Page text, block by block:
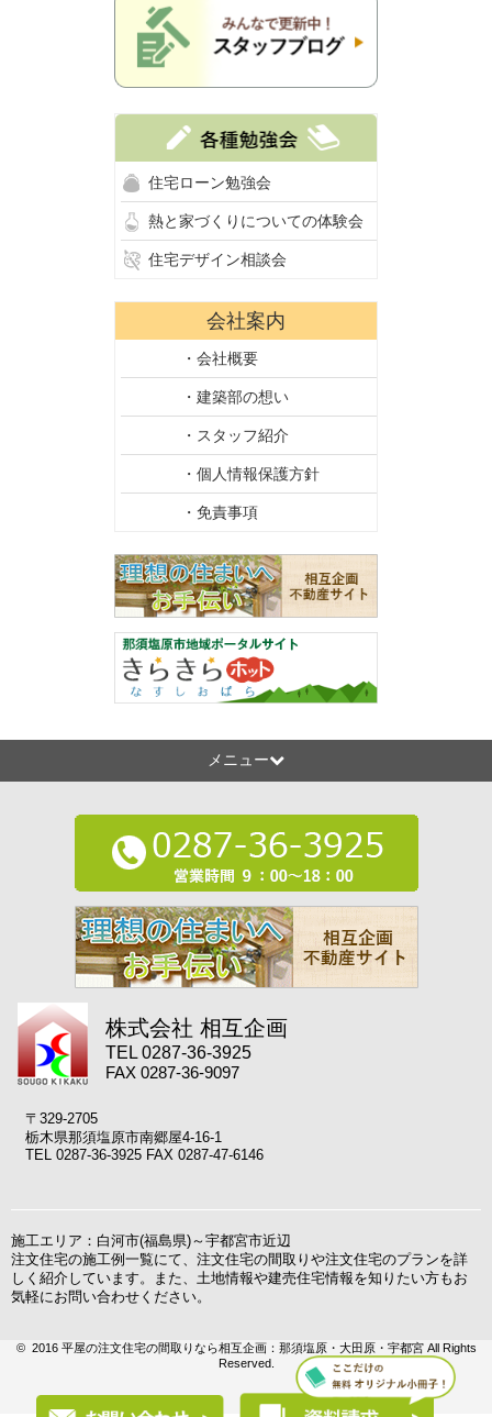
住宅ローン勉強会
熱と家づくりについての体験会
住宅デザイン相談会
会社案内
・会社概要
・建築部の想い
・スタッフ紹介
・個人情報保護方針
・免責事項
メニュー
株式会社 相互企画
TEL 0287-36-3925
FAX 0287-36-9097
〒329-2705
栃木県那須塩原市南郷屋4-16-1
TEL 0287-36-3925 FAX 0287-47-6146
施工エリア：白河市(福島県)～宇都宮市近辺
注文住宅の施工例一覧にて、注文住宅の間取りや注文住宅のプランを詳
しく紹介しています。また、土地情報や建売住宅情報を知りたい方もお
気軽にお問い合わせください。
© 2016 平屋の注文住宅の間取りなら相互企画：那須塩原・大田原・宇都宮 All Rights
Reserved.